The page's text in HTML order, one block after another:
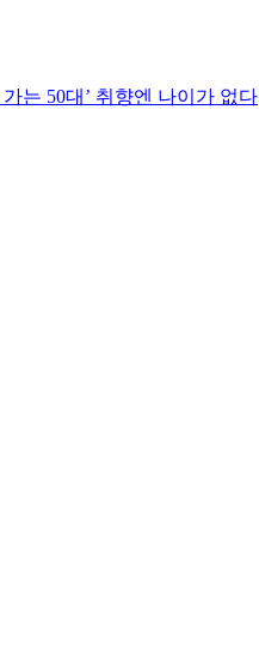
는 50대’ 취향엔 나이가 없다